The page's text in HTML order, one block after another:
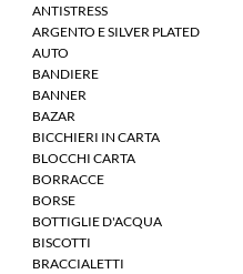
ANTISTRESS
ARGENTO E SILVER PLATED
AUTO
BANDIERE
BANNER
BAZAR
BICCHIERI IN CARTA
BLOCCHI CARTA
BORRACCE
BORSE
BOTTIGLIE D'ACQUA
BISCOTTI
BRACCIALETTI